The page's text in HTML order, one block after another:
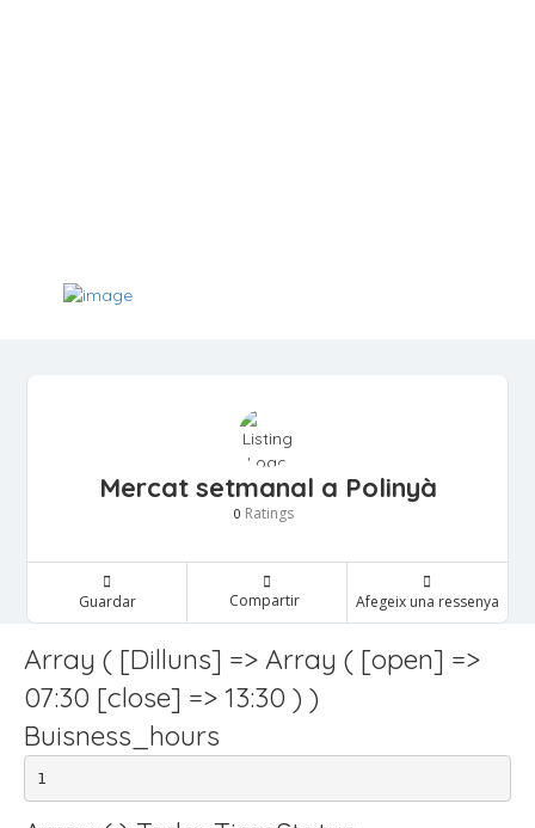
Mercat setmanal a Polinyà
0 Ratings
Guardar Compartir Afegeix una ressenya
Array ( [Dilluns] => Array ( [open] =>
07:30 [close] => 13:30 ) )
Buisness_hours
1